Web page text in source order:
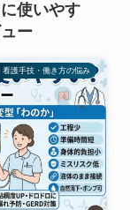
使いやす
ー
看護手技・働き方の悩み